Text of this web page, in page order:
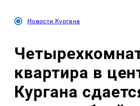
Новости Кургана
квартира в
Кургана